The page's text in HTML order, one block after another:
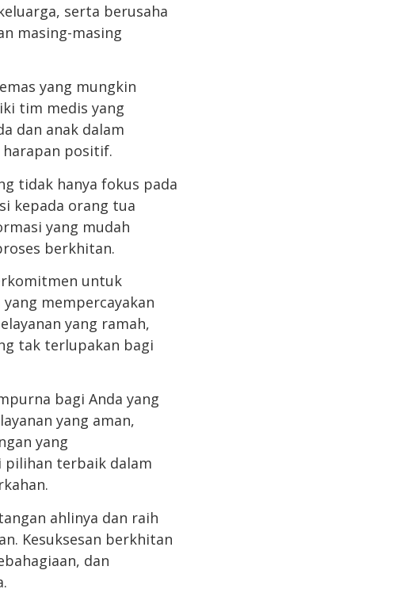
serta berusaha
masing-masing
yang mungkin
tim medis yang
dan anak dalam
positif.
tidak hanya fokus pada
kepada orang tua
yang mudah
berkhitan.
untuk
mempercayakan
yang ramah,
tak terlupakan bagi
bagi Anda yang
yang aman,
yang
pilihan terbaik dalam
ahlinya dan raih
Kesuksesan berkhitan
dan